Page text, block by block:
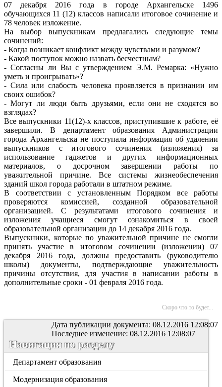
07 декабря 2016 года в городе Архангельске 1496
обучающихся 11 (12) классов написали итоговое сочинение и
78 человек изложение.
На выбор выпускникам предлагались следующие темы
сочинений:
- Когда возникает конфликт между чувствами и разумом?
- Какой поступок можно назвать бесчестным?
- Согласны ли Вы с утверждением Э.М. Ремарка: «Нужно
уметь и проигрывать»?
- Сила или слабость человека проявляется в признании им
своих ошибок?
- Могут ли люди быть друзьями, если они не сходятся во
взглядах?
Все выпускники 11(12)-х классов, приступившие к работе, её
завершили. В департамент образования Администрации
города Архангельска не поступала информация об удалении
выпускников с итогового сочинения (изложения) за
использование гаджетов и других информационных
материалов, о досрочном завершении работы по
уважительной причине. Все системы жизнеобеспечения
зданий школ города работали в штатном режиме.
В соответствии с установленным Порядком все работы
проверяются комиссией, созданной образовательной
организацией. С результатами итогового сочинения и
изложения учащиеся смогут ознакомиться в своей
образовательной организации до 14 декабря 2016 года.
Выпускники, которые по уважительной причине не смогли
принять участие в итоговом сочинении (изложении) 07
декабря 2016 года, должны предоставить (руководителю
школы) документы, подтверждающие уважительность
причины отсутствия, для участия в написании работы в
дополнительные сроки - 01 февраля 2016 года.
Скоро что то будет...
Дата публикации документа: 08.12.2016 12:08:07
Последнее изменение: 08.12.2016 12:08:07
Навигация по разделу
Департамент образования
Модернизация образования